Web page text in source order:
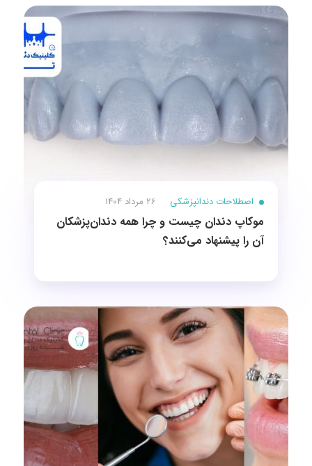
اصطلاحات دندانپزشکی 26 مرداد 1404
موکاپ دندان چیست و چرا همه دندان‌پزشکان
آن را پیشنهاد می‌کنند؟